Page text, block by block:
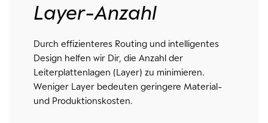
Layer-Anzahl
Durch effizienteres Routing und intelligentes
Design helfen wir Dir, die Anzahl der
Leiterplattenlagen (Layer) zu minimieren.
Weniger Layer bedeuten geringere Material-
und Produktionskosten.